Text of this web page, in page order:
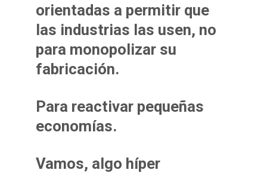
orientadas a permitir que
las industrias las usen, no
para monopolizar su
fabricación.
Para reactivar pequeñas
economías.
Vamos, algo híper